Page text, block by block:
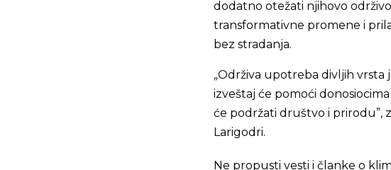
dodatno otežati njihovo
transformativne promene i
bez stradanja.
„Održiva upotreba divljih vrsta
izveštaj će pomoći
će podržati društvo i prirodu”,
Larigodri.
Ne propusti vesti i članke o